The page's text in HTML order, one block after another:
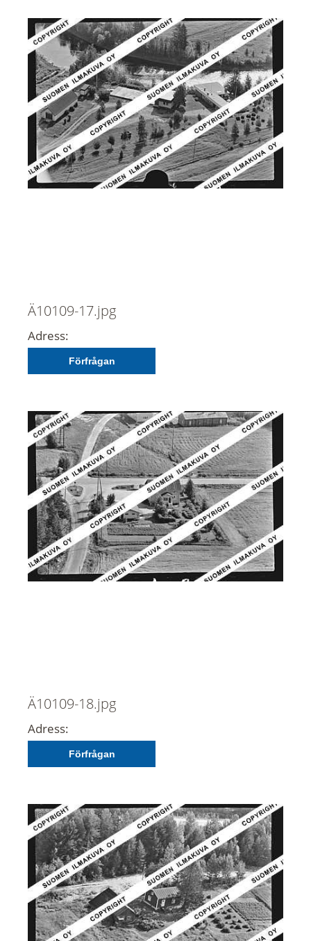
Ä10109-17.jpg
Adress:
Förfrågan
Ä10109-18.jpg
Adress:
Förfrågan